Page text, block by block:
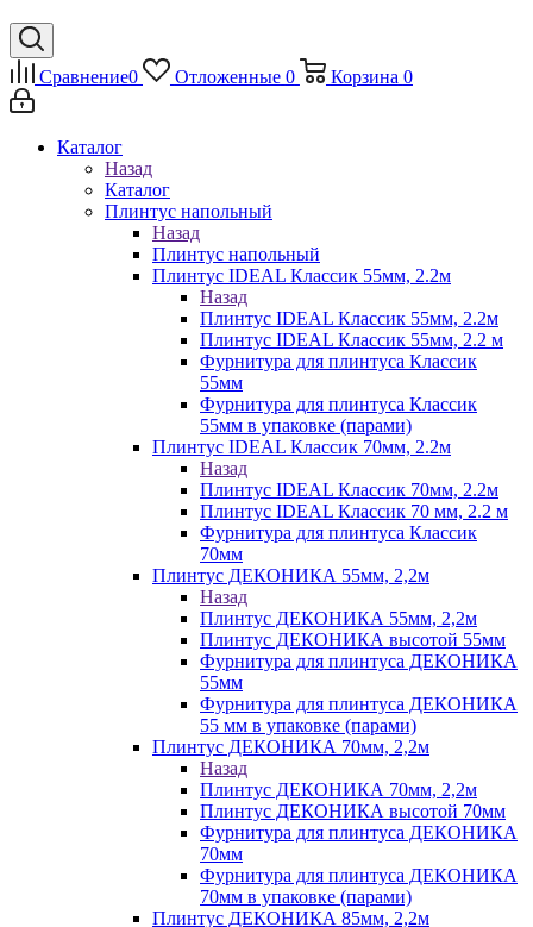
Сравнение0 Отложенные 0 Корзина 0
Каталог
Назад
Каталог
Плинтус напольный
Назад
Плинтус напольный
Плинтус IDEAL Классик 55мм, 2.2м
Назад
Плинтус IDEAL Классик 55мм, 2.2м
Плинтус IDEAL Классик 55мм, 2.2 м
Фурнитура для плинтуса Классик
55мм
Фурнитура для плинтуса Классик
55мм в упаковке (парами)
Плинтус IDEAL Классик 70мм, 2.2м
Назад
Плинтус IDEAL Классик 70мм, 2.2м
Плинтус IDEAL Классик 70 мм, 2.2 м
Фурнитура для плинтуса Классик
70мм
Плинтус ДЕКОНИКА 55мм, 2,2м
Назад
Плинтус ДЕКОНИКА 55мм, 2,2м
Плинтус ДЕКОНИКА высотой 55мм
Фурнитура для плинтуса ДЕКОНИКА
55мм
Фурнитура для плинтуса ДЕКОНИКА
55 мм в упаковке (парами)
Плинтус ДЕКОНИКА 70мм, 2,2м
Назад
Плинтус ДЕКОНИКА 70мм, 2,2м
Плинтус ДЕКОНИКА высотой 70мм
Фурнитура для плинтуса ДЕКОНИКА
70мм
Фурнитура для плинтуса ДЕКОНИКА
70мм в упаковке (парами)
Плинтус ДЕКОНИКА 85мм, 2,2м